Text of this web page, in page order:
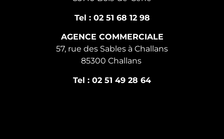
Tel : 02 51 68 12 98
AGENCE COMMERCIALE
57, rue des Sables à Challans
85300 Challans
Tel : 02 51 49 28 64